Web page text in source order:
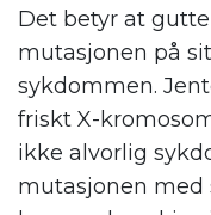
Det betyr at
mutasjonen på
sykdommen.
friskt X-
ikke alvorlig
mutasjonen med